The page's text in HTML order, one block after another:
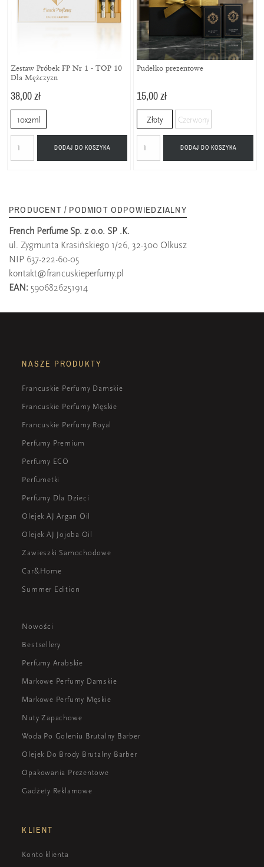
Zestaw Próbek FP Nr 1 - TOP 10
Dla Mężczyzn
38,00 zł
10x2ml
DODAJ DO KOSZYKA
Pudełko prezentowe
15,00 zł
Złoty Czerwony
DODAJ DO KOSZYKA
PRODUCENT / PODMIOT ODPOWIEDZIALNY
French Perfume Sp. z o.o. SP .K.
ul. Zygmunta Krasińskiego 1/26, 32-300 Olkusz
NIP 637-222-60-05
kontakt@francuskieperfumy.pl
EAN: 5906826251914
NASZE PRODUKTY
Francuskie Perfumy Damskie
Francuskie Perfumy Męskie
Francuskie Perfumy Royal
Perfumy Premium
Perfumy ECO
Perfumetki
Perfumy Dla Dzieci
Olejek AJ Argan Oil
Olejek AJ Jojoba Oil
Zawieszki Samochodowe
Car&Home
Summer Edition
Nowości
Bestsellery
Perfumy Arabskie
Markowe Perfumy Damskie
Markowe Perfumy Męskie
Nuty Zapachowe
Woda Po Goleniu Brutalny Barber
Olejek Do Brody Brutalny Barber
Opakowania Prezentowe
Gadżety Reklamowe
KLIENT
Konto klienta